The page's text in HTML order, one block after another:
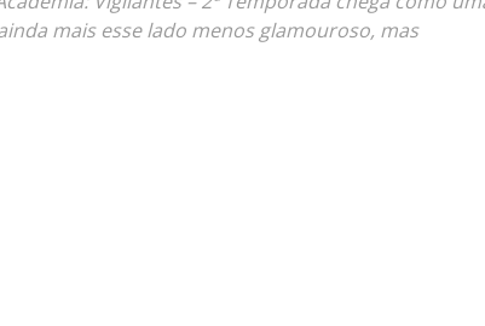
mais esse lado menos glamouroso, mas